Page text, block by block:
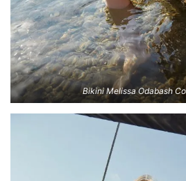
Bikini Melissa Odabash